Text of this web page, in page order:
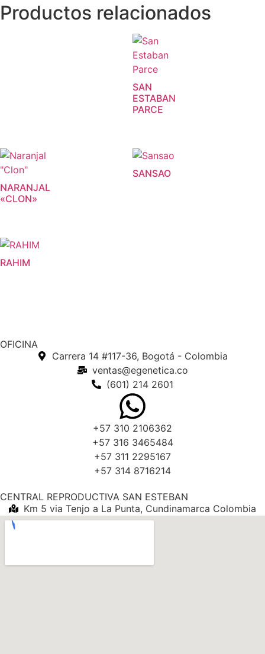
Productos relacionados
SAN
ESTABAN
PARCE
NARANJAL
«CLON»
SANSAO
RAHIM
OFICINA
Carrera 14 #117-36, Bogotá - Colombia
ventas@egenetica.co
(601) 214 2601
+57 310 2106362
+57 316 3465484
+57 311 2295167
+57 314 8716214
CENTRAL REPRODUCTIVA SAN ESTEBAN
Km 5 via Tenjo a La Punta, Cundinamarca Colombia